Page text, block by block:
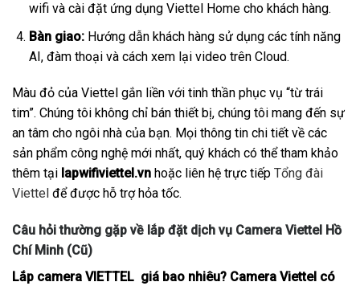
wifi và cài đặt ứng dụng Viettel Home cho khách hàng.
Bàn giao:Hướng dẫn khách hàng sử dụng các tính năng
AI, đàm thoại và cách xem lại video trên Cloud.
Màu đỏ của Viettel gắn liền với tinh thần phục vụ “từ trái
tim”. Chúng tôi không chỉ bán thiết bị, chúng tôi mang đến sự
an tâm cho ngôi nhà của bạn. Mọi thông tin chi tiết về các
sản phẩm công nghệ mới nhất, quý khách có thể tham khảo
thêm tại lapwifiviettel.vn hoặc liên hệ trực tiếp Tổng đài
Viettel để được hỗ trợ hỏa tốc.
Câu hỏi thường gặp về lắp đặt dịch vụ Camera Viettel Hồ
Chí Minh (Cũ)
Lắp camera VIETTEL giá bao nhiêu? Camera Viettel có